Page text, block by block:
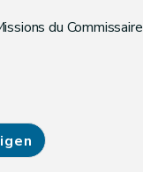
du Commissaire du